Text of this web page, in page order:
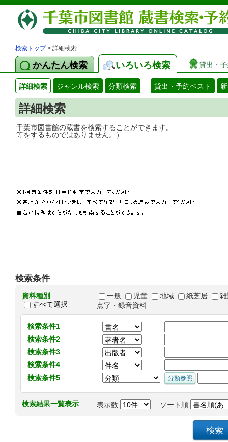
検索トップ> 詳細検索
かんたん検索 いろいろ検索 貸出・
詳細検索 ジャンル検索 分類検索 貸出・予約ベスト
詳細検索
千葉市図書館の蔵書を検索することがで
等をするものではありません。）
検索条件
資料種別
すべて選択
一般 児童 地域 紙芝居
点字・録音資料
検索条件1
検索条件2
検索条件3
検索条件4
検索条件5
検索結果一覧表示 表示数 ソート順